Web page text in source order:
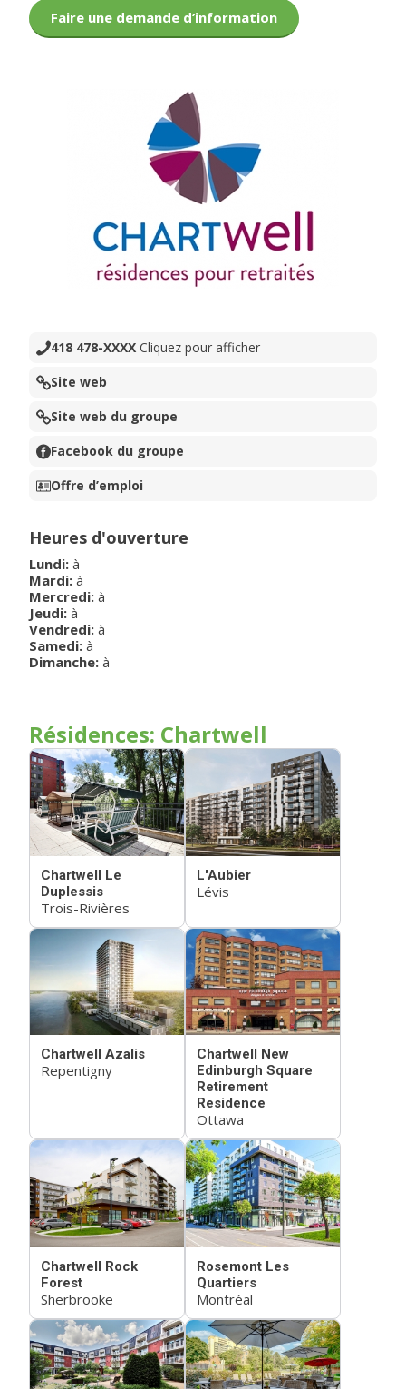
Faire une demande d’information
418 478-XXXX Cliquez pour afficher
Site web
Site web du groupe
Facebook du groupe
Offre d’emploi
Heures d'ouverture
Lundi: à
Mardi: à
Mercredi: à
Jeudi: à
Vendredi: à
Samedi: à
Dimanche: à
Résidences: Chartwell
Chartwell Le
Duplessis
Trois-Rivières
L'Aubier
Lévis
Chartwell Azalis
Repentigny
Chartwell New
Edinburgh Square
Retirement
Residence
Ottawa
Chartwell Rock
Forest
Sherbrooke
Rosemont Les
Quartiers
Montréal